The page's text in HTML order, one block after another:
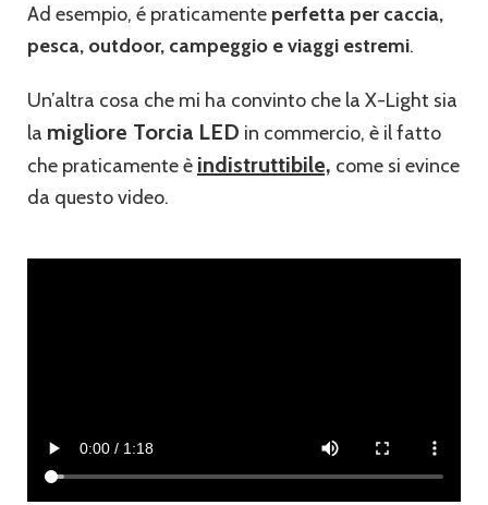
Ad esempio, é praticamente perfetta per caccia,
pesca, outdoor, campeggio e viaggi estremi.
Un’altra cosa che mi ha convinto che la X-Light sia
la migliore Torcia LED in commercio, è il fatto
che praticamente è indistruttibile, come si evince
da questo video.